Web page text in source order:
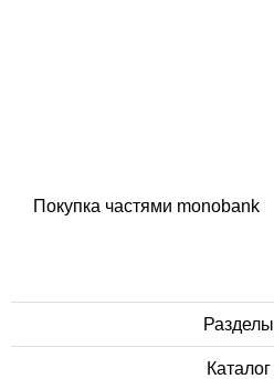
Покупка частями monobank
Разделы
Каталог